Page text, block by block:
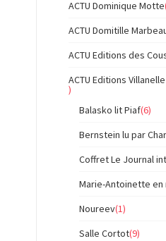
ACTU Dominique Motte
ACTU Domitille
ACTU Editions des
ACTU Editions
)
Balasko lit Piaf(6)
Bernstein lu par
Coffret Le Journal
Marie-Antoinette en
Noureev(1)
Salle Cortot(9)